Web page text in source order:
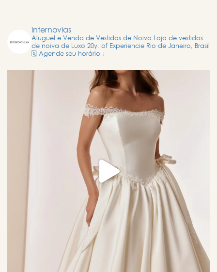
internovias
Aluguel e Venda de Vestidos de Noiva Loja de vestidos
de noiva de Luxo 20y. of Experiencie Rio de Janeiro, Brasil
🗓️ Agende seu horário ↓